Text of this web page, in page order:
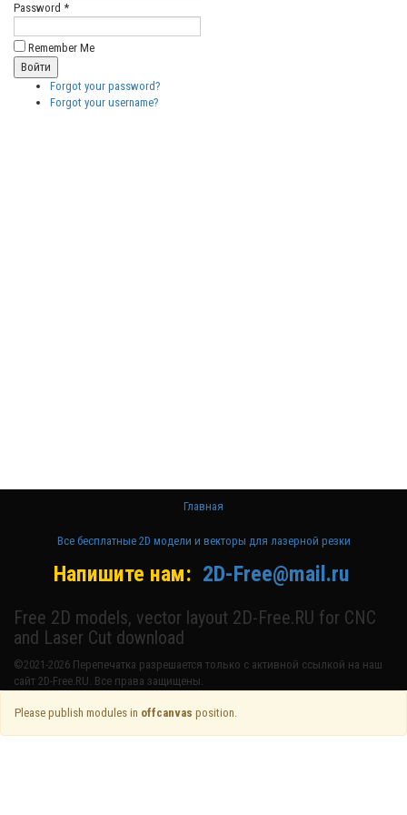
Password *
Remember Me
Forgot your password?
Forgot your username?
Главная
Все бесплатные 2D модели и векторы для лазерной резки
Напишите нам: 2D-Free@mail.ru
Free 2D models, vector layout 2D-Free.RU for CNC
and Laser Cut download
©2021-2026 Перепечатка разрешается только с активной ссылкой на наш
сайт 2D-Free.RU. Все права защищены.
Please publish modules in offcanvas position.